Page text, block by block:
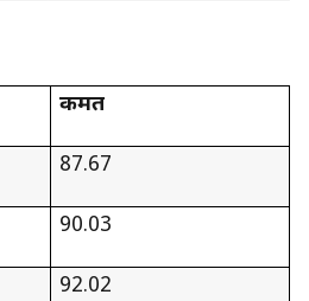
कीमत
87.67
90.03
92.02